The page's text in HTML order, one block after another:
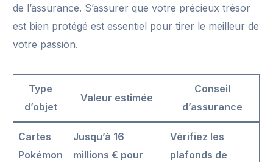
de l’assurance. S’assurer que votre précieux trésor
est bien protégé est essentiel pour tirer le meilleur de
votre passion.
Type
d’objet
Valeur estimée
Conseil
d’assurance
Cartes
Pokémon
Jusqu’à 16
millions € pour
Vérifiez les
plafonds de